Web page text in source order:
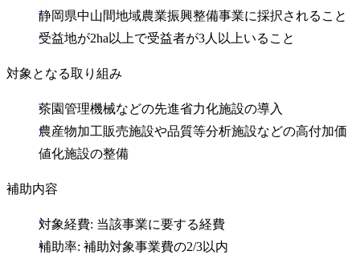
静岡県中山間地域農業振興整備事業に採択されること
受益地が2ha以上で受益者が3人以上いること
対象となる取り組み
茶園管理機械などの先進省力化施設の導入
農産物加工販売施設や品質等分析施設などの高付加価
値化施設の整備
補助内容
対象経費: 当該事業に要する経費
補助率: 補助対象事業費の2/3以内